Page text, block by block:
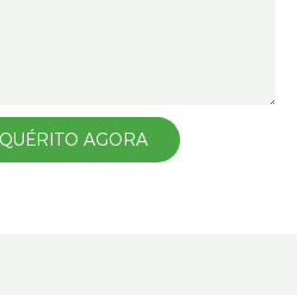
AGORA